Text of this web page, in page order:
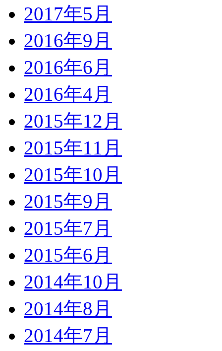
2017年5月
2016年9月
2016年6月
2016年4月
2015年12月
2015年11月
2015年10月
2015年9月
2015年7月
2015年6月
2014年10月
2014年8月
2014年7月